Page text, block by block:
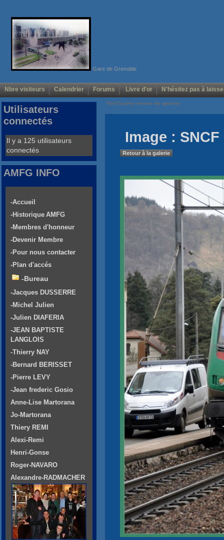
Gare de Grenoble
Nbre visiteurs Calendrier Forums Livre d'or N'hésitez pas à
Voir/Cacher menus de gauche
Image :
Retour à la galerie
Utilisateurs
connectés
Il y a 125 utilisateurs
connectés
AMFG INFO
-Accueil
-Historique AMFG
-Membres d'honneur
-Devenir Membre
-Pour nous contacter
-Plan d'accés
-Bureau
-Jacques DUSSERRE
-Michel Julien
-Julien DIAFERIA
-JEAN BAPTISTE
LANGLOIS
-Thierry NAY
-Bernard BERISSET
-Pierre LEVY
-Jean frederic Gosio
Anne-Lise Martorana
Jo-Martorana
Thiery REMI
Alexi-Remi
Henri-Gonse
Roger-NAVARO
Alexandre-RADMACHER